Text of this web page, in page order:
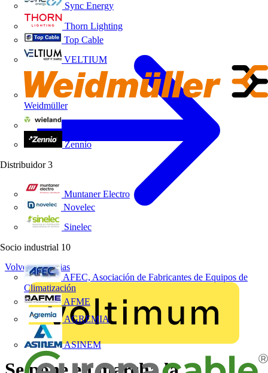
Sync Energy
Thorn Lighting
Top Cable
VELTIUM
Weidmüller
Zennio
Distribuidor 3
Muntaner Electro
Novelec
Sinelec
Socio industrial 10
AFEC, Asociación de Fabricantes de Equipos de
Climatización
AFME
AGREMIA
ASINEM
Volver a Noticias